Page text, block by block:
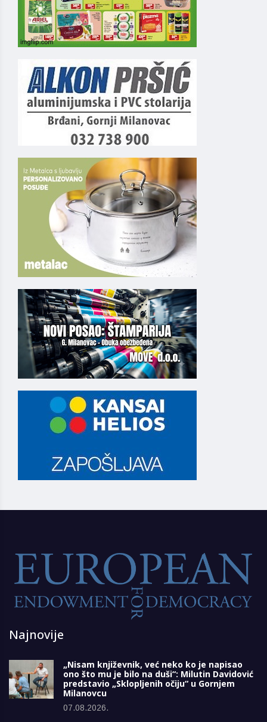
Najnovije
„Nisam književnik, već neko ko je napisao
ono što mu je bilo na duši“: Milutin Davidović
predstavio „Sklopljenih očiju“ u Gornjem
Milanovcu
07.08.2026.